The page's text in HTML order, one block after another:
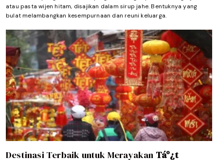
atau pasta wijen hitam, disajikan dalam sirup jahe. Bentuknya yang
bulat melambangkan kesempurnaan dan reuni keluarga.
Destinasi Terbaik untuk Merayakan Táº¿t